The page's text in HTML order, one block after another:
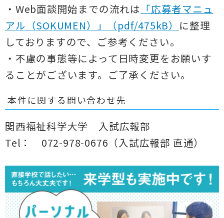
・Web面談開始までの流れは 「応募者マニュ
アル（SOKUMEN）」（pdf/475kB） に整理
しておりますので、ご参考ください。
・不慮の事態等によって日時変更をお願いす
ることがございます。ご了承ください。
本件に関する問い合わせ先
関西福祉科学大学 入試広報部
Tel： 072-978-0676（入試広報部 直通）